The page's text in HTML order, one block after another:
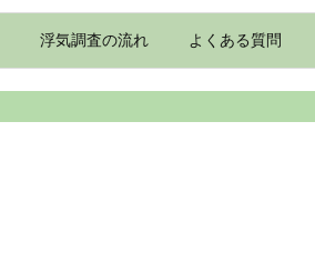
浮気調査の流れ よくある質問